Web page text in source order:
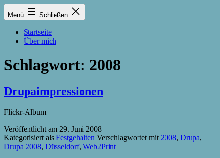
Zum
Inhalt
Lukas
Zintel-
Menü Schließen
Startseite
Über mich
Schlagwort: 2008
Drupaimpressionen
Flickr-Album
Veröffentlicht am 29. Juni 2008
Kategorisiert als Festgehalten Verschlagwortet mit 2008, Drupa,
Drupa 2008, Düsseldorf, Web2Print